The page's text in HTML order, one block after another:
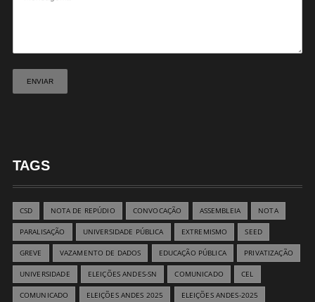
TAGS
CSD NOTA DE REPÚDIO CONVOCAÇÃO ASSEMBLEIA NOTA
PARALISAÇÃO UNIVERSIDADE PÚBLICA EXTREMISMO SEED
GREVE VAZAMENTO DE DADOS EDUCAÇÃO PÚBLICA PRIVATIZAÇÃO
UNIVERSIDADE ELEIÇÕES ANDES-SN COMUNICADO CEL
COMUNICADO ELEIÇÕES ANDES 2025 ELEIÇÕES ANDES-2025